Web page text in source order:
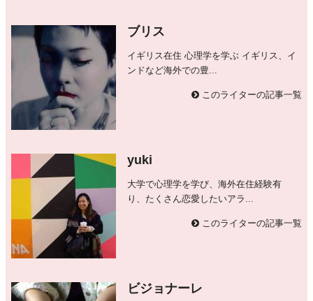
ブリス
イギリス在住 心理学を学ぶ イギリス、イ
ンドなど海外での豊...
このライターの記事一覧
yuki
大学で心理学を学び、海外在住経験有
り、たくさん恋愛したいアラ...
このライターの記事一覧
ビジョナーレ